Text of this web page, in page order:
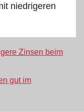
niedrigeren
Zinsen beim
gut im